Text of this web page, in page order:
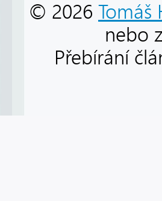
© 2026 Tomáš
nebo
Přebírání